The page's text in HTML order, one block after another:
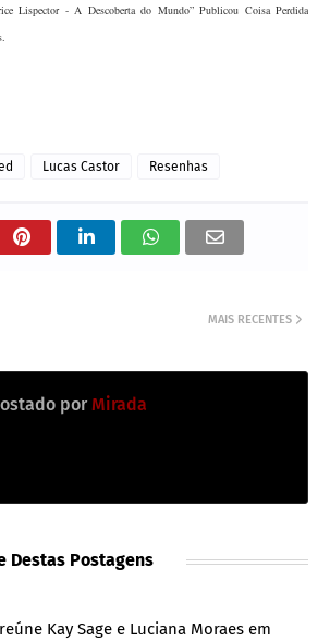
Lispector - A Descoberta do Mundo” Publicou Coisa Perdida
Lucas Castor Resenhas
MAIS RECENTES
por Mirada
Destas Postagens
Kay Sage e Luciana Moraes em